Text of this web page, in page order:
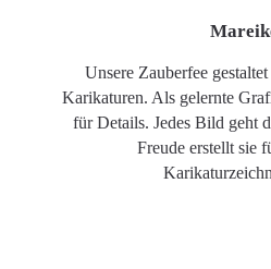
Unsere Zauberfee
Karikaturen. Als gelernte
für Details. Jedes Bild geht
Freude erstellt sie